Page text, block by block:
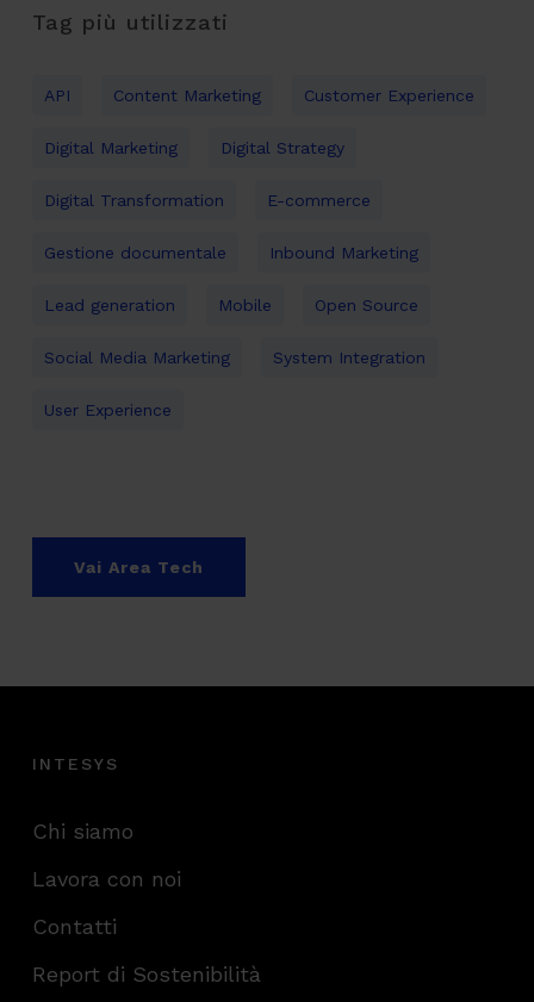
Tag più utilizzati
API Content Marketing Customer Experience
Digital Marketing Digital Strategy
Digital Transformation E-commerce
Gestione documentale Inbound Marketing
Lead generation Mobile Open Source
Social Media Marketing System Integration
User Experience
Vai Area Tech
INTESYS
Chi siamo
Lavora con noi
Contatti
Report di Sostenibilità